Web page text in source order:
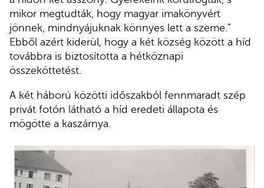
mikor megtudták, hogy magyar imakönyvért
jönnek, mindnyájuknak könnyes lett a szeme.”
Ebből azért kiderül, hogy a két község között a híd
továbbra is biztosította a hétköznapi
összeköttetést.
A két háború közötti időszakból fennmaradt szép
privát fotón látható a híd eredeti állapota és
mögötte a kaszárnya.